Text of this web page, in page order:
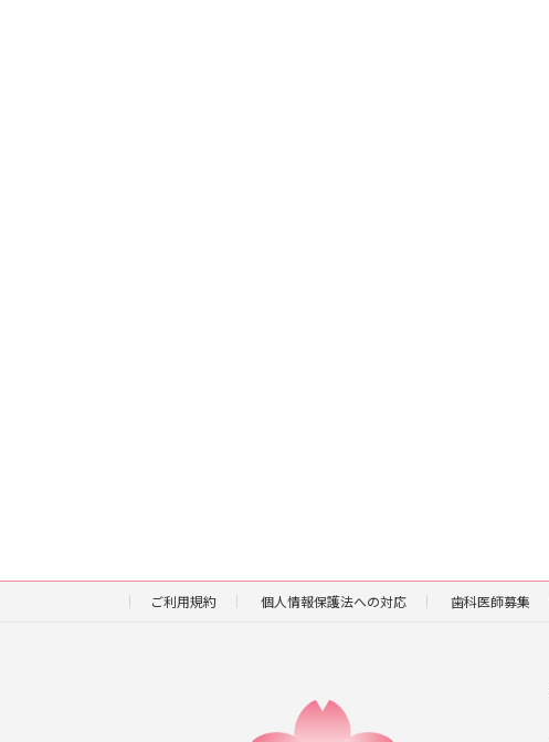
ご利用規約 個人情報保護法への対応 歯科医師募集